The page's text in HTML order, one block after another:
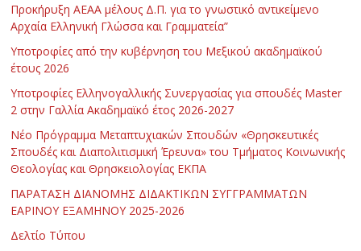
Προκήρυξη ΑΕΑΑ μέλους Δ.Π. για το γνωστικό αντικείμενο
Αρχαία Ελληνική Γλώσσα και Γραμματεία”
Υποτροφίες από την κυβέρνηση του Μεξικού ακαδημαϊκού
έτους 2026
Υποτροφίες Ελληνογαλλικής Συνεργασίας για σπουδές Master
2 στην Γαλλία Ακαδημαϊκό έτος 2026-2027
Νέο Πρόγραμμα Μεταπτυχιακών Σπουδών «Θρησκευτικές
Σπουδές και Διαπολιτισμική Έρευνα» του Τμήματος Κοινωνικής
Θεολογίας και Θρησκειολογίας ΕΚΠΑ
ΠΑΡΑΤΑΣΗ ΔΙΑΝΟΜΗΣ ΔΙΔΑΚΤΙΚΩΝ ΣΥΓΓΡΑΜΜΑΤΩΝ
ΕΑΡΙΝΟΥ ΕΞΑΜΗΝΟΥ 2025-2026
Δελτίο Τύπου